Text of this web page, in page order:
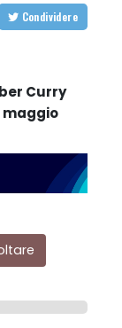
Condividere
Curry
maggio